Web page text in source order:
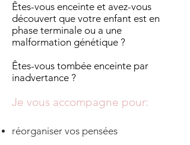
Êtes-vous enceinte et avez-vous
découvert que votre enfant est en
phase terminale ou a une
malformation génétique ?
Êtes-vous tombée enceinte par
inadvertance ?
Je vous accompagne pour:
réorganiser vos pensées